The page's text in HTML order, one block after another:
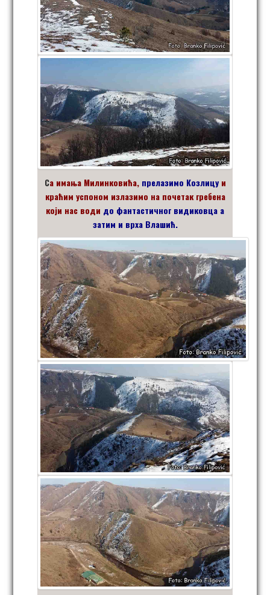
Са имања Милинковића, прелазимо Козлицуи
краћим успоном излазимо на почетак гребена
који нас води до фантастичног видиковца а
затим и врха Влашић.